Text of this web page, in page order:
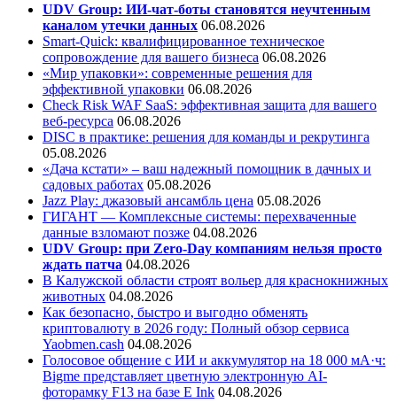
UDV Group: ИИ-чат-боты становятся неучтенным
каналом утечки данных 06.08.2026
Smart-Quick: квалифицированное техническое
сопровождение для вашего бизнеса 06.08.2026
«Мир упаковки»: современные решения для
эффективной упаковки 06.08.2026
Check Risk WAF SaaS: эффективная защита для вашего
веб-ресурса 06.08.2026
DISC в практике: решения для команды и рекрутинга
05.08.2026
«Дача кстати» – ваш надежный помощник в дачных и
садовых работах 05.08.2026
Jazz Play: джазовый ансамбль цена 05.08.2026
ГИГАНТ — Комплексные системы: перехваченные
данные взломают позже 04.08.2026
UDV Group: при Zero-Day компаниям нельзя просто
ждать патча 04.08.2026
В Калужской области строят вольер для краснокнижных
животных 04.08.2026
Как безопасно, быстро и выгодно обменять
криптовалюту в 2026 году: Полный обзор сервиса
Yaobmen.cash 04.08.2026
Голосовое общение с ИИ и аккумулятор на 18 000 мА·ч:
Bigme представляет цветную электронную AI-
фоторамку F13 на базе E Ink 04.08.2026